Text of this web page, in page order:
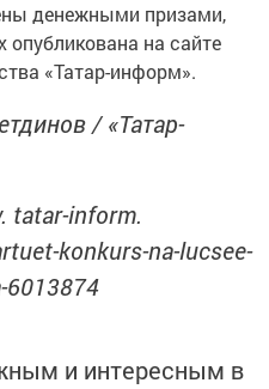
денежными призами,
опубликована на сайте
«Татар-информ».
/ «Татар-
tatar-inform.
konkurs-na-lucsee-
6013874
и интересным в